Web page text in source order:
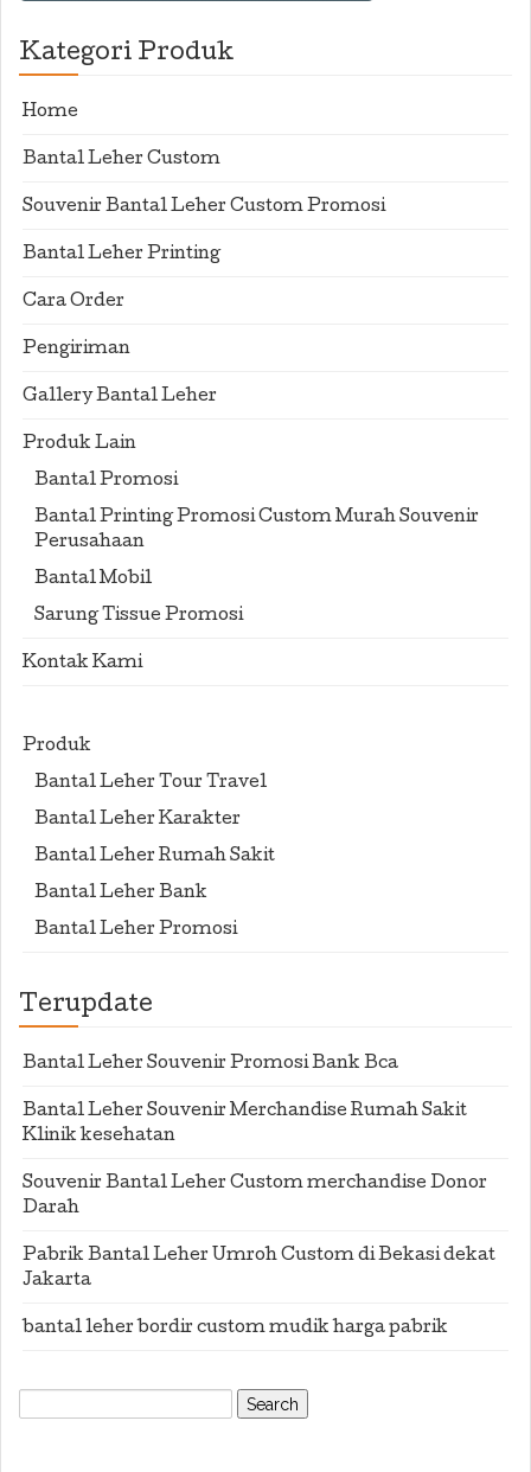
Kategori Produk
Home
Bantal Leher Custom
Souvenir Bantal Leher Custom Promosi
Bantal Leher Printing
Cara Order
Pengiriman
Gallery Bantal Leher
Produk Lain
Bantal Promosi
Bantal Printing Promosi Custom Murah Souvenir
Perusahaan
Bantal Mobil
Sarung Tissue Promosi
Kontak Kami
Produk
Bantal Leher Tour Travel
Bantal Leher Karakter
Bantal Leher Rumah Sakit
Bantal Leher Bank
Bantal Leher Promosi
Terupdate
Bantal Leher Souvenir Promosi Bank Bca
Bantal Leher Souvenir Merchandise Rumah Sakit
Klinik kesehatan
Souvenir Bantal Leher Custom merchandise Donor
Darah
Pabrik Bantal Leher Umroh Custom di Bekasi dekat
Jakarta
bantal leher bordir custom mudik harga pabrik
Search
for: